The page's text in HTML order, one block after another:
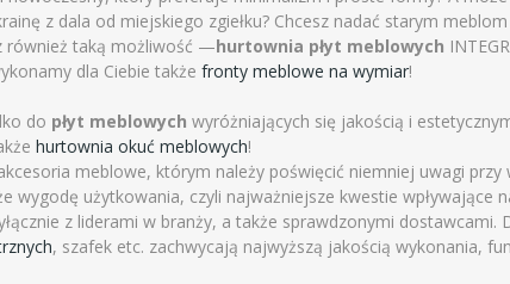
z dala od miejskiego zgiełku? Chcesz nadać starym
również taką możliwość —hurtownia płyt meblowych
dla Ciebie także fronty meblowe na wymiar!
do płyt meblowych wyróżniających się jakością i
hurtownia okuć meblowych!
meblowe, którym należy poświęcić niemniej uwagi
wygodę użytkowania, czyli najważniejsze kwestie wpływające
z liderami w branży, a także sprawdzonymi
, szafek etc. zachwycają najwyższą jakością wykonania,